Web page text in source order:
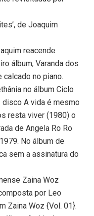
de Joaquim
reacende
álbum, Varanda dos
no piano.
no álbum Ciclo
disco A vida é mesmo
resta viver (1980) o
de Angela Ro Ro
No álbum de
sem a assinatura do
Zaina Woz
por Leo
Zaina Woz {Vol. 01}.